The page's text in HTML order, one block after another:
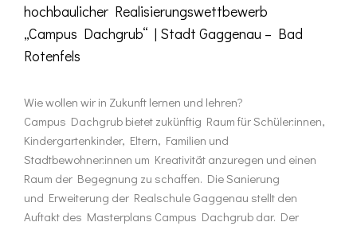
hochbaulicher Realisierungswettbewerb
„Campus Dachgrub“ | Stadt Gaggenau – Bad
Rotenfels
Wie wollen wir in Zukunft lernen und lehren?
Campus Dachgrub bietet zukünftig Raum für Schüler:innen,
Kindergartenkinder, Eltern, Familien und
Stadtbewohner:innen um Kreativität anzuregen und einen
Raum der Begegnung zu schaffen. Die Sanierung
und Erweiterung der Realschule Gaggenau stellt den
Auftakt des Masterplans Campus Dachgrub dar. Der